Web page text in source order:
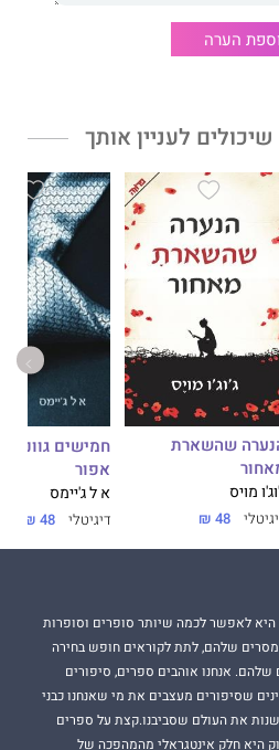
עטור פרסים, בהם פרס נרו לספר
פרקס כתב של "הוושינגטון פוסט".
והיה לרב־מכר.
הערה
לעניין אותך
שהשארת
מויס
48 ₪
חמישים
אפור
א ל ג'יימס
דיגיטלי 48 ₪
לאפשר לכמה שיותר סופרים וסופרות
שלהם, לתת לקוראים חופש בחירה
אנחנו אוהבים ספרים, סיפורים
שסיפורים מעצבים את מי שאנחנו כבני
את העולם שסביבנו.קצת על ספרים
היא חלק אינטגראלי מהמהפכה של